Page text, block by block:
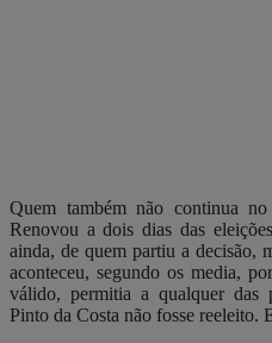
Quem também não continua
Renovou a dois dias das
ainda, de quem partiu a decisão,
aconteceu, segundo os media,
válido, permitia a qualquer das
Pinto da Costa não fosse reeleito.